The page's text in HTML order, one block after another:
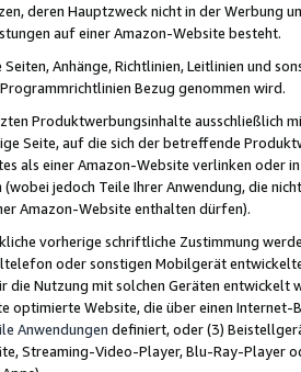
deren Hauptzweck nicht in der Werbung
auf einer Amazon-Website besteht.
Seiten, Anhänge, Richtlinien, Leitlinien und
Bezug genommen wird.
Produktwerbungsinhalte ausschließlich
Seite, auf die sich der betreffende
als einer Amazon-Website verlinken oder
jedoch Teile Ihrer Anwendung, die
Amazon-Website enthalten dürfen).
vorherige schriftliche Zustimmung
oder sonstigen Mobilgerät
die Nutzung mit solchen Geräten
optimierte Website, die über einen
Anwendungen definiert, oder (3)
Streaming-Video-Player, Blu-Ray-Player